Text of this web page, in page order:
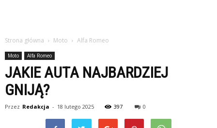
Strona główna Moto Alfa Romeo
Moto Alfa Romeo
JAKIE AUTA NAJBARDZIEJ
GNIJĄ?
Przez Redakcja - 18 lutego 2025 397 0